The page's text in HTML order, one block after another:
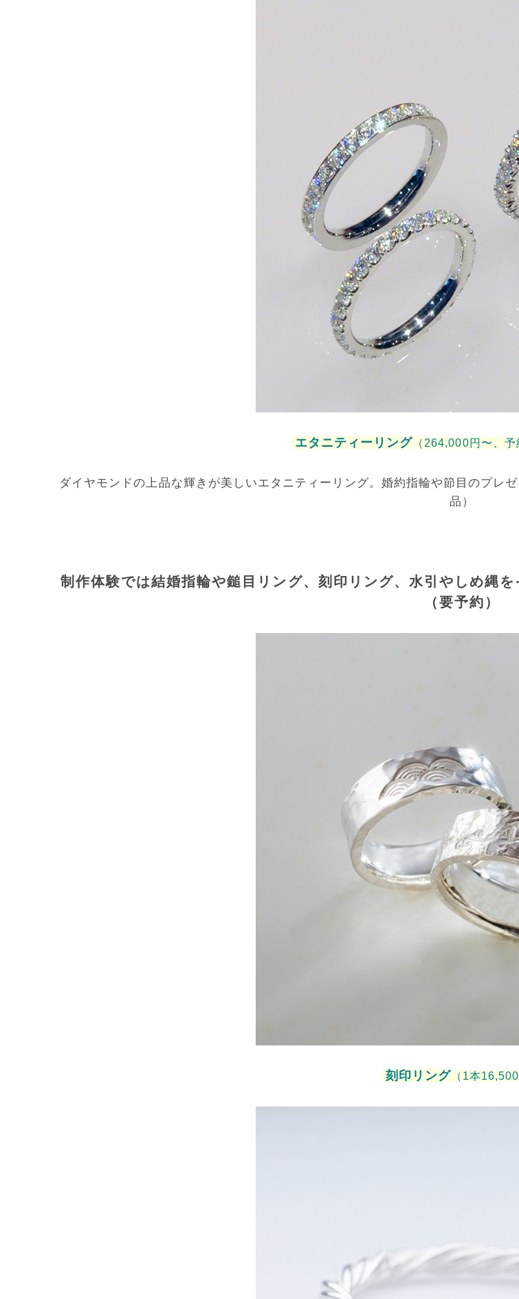
エタニティーリング （264,000円〜、
ダイヤモンドの上品な輝きが美しいエタニティーリング。婚約指輪や節目のプレ
品）
制作体験では結婚指輪や鎚目リング、刻印リング、水引やしめ縄
（要予約）
刻印リング（1本16,500